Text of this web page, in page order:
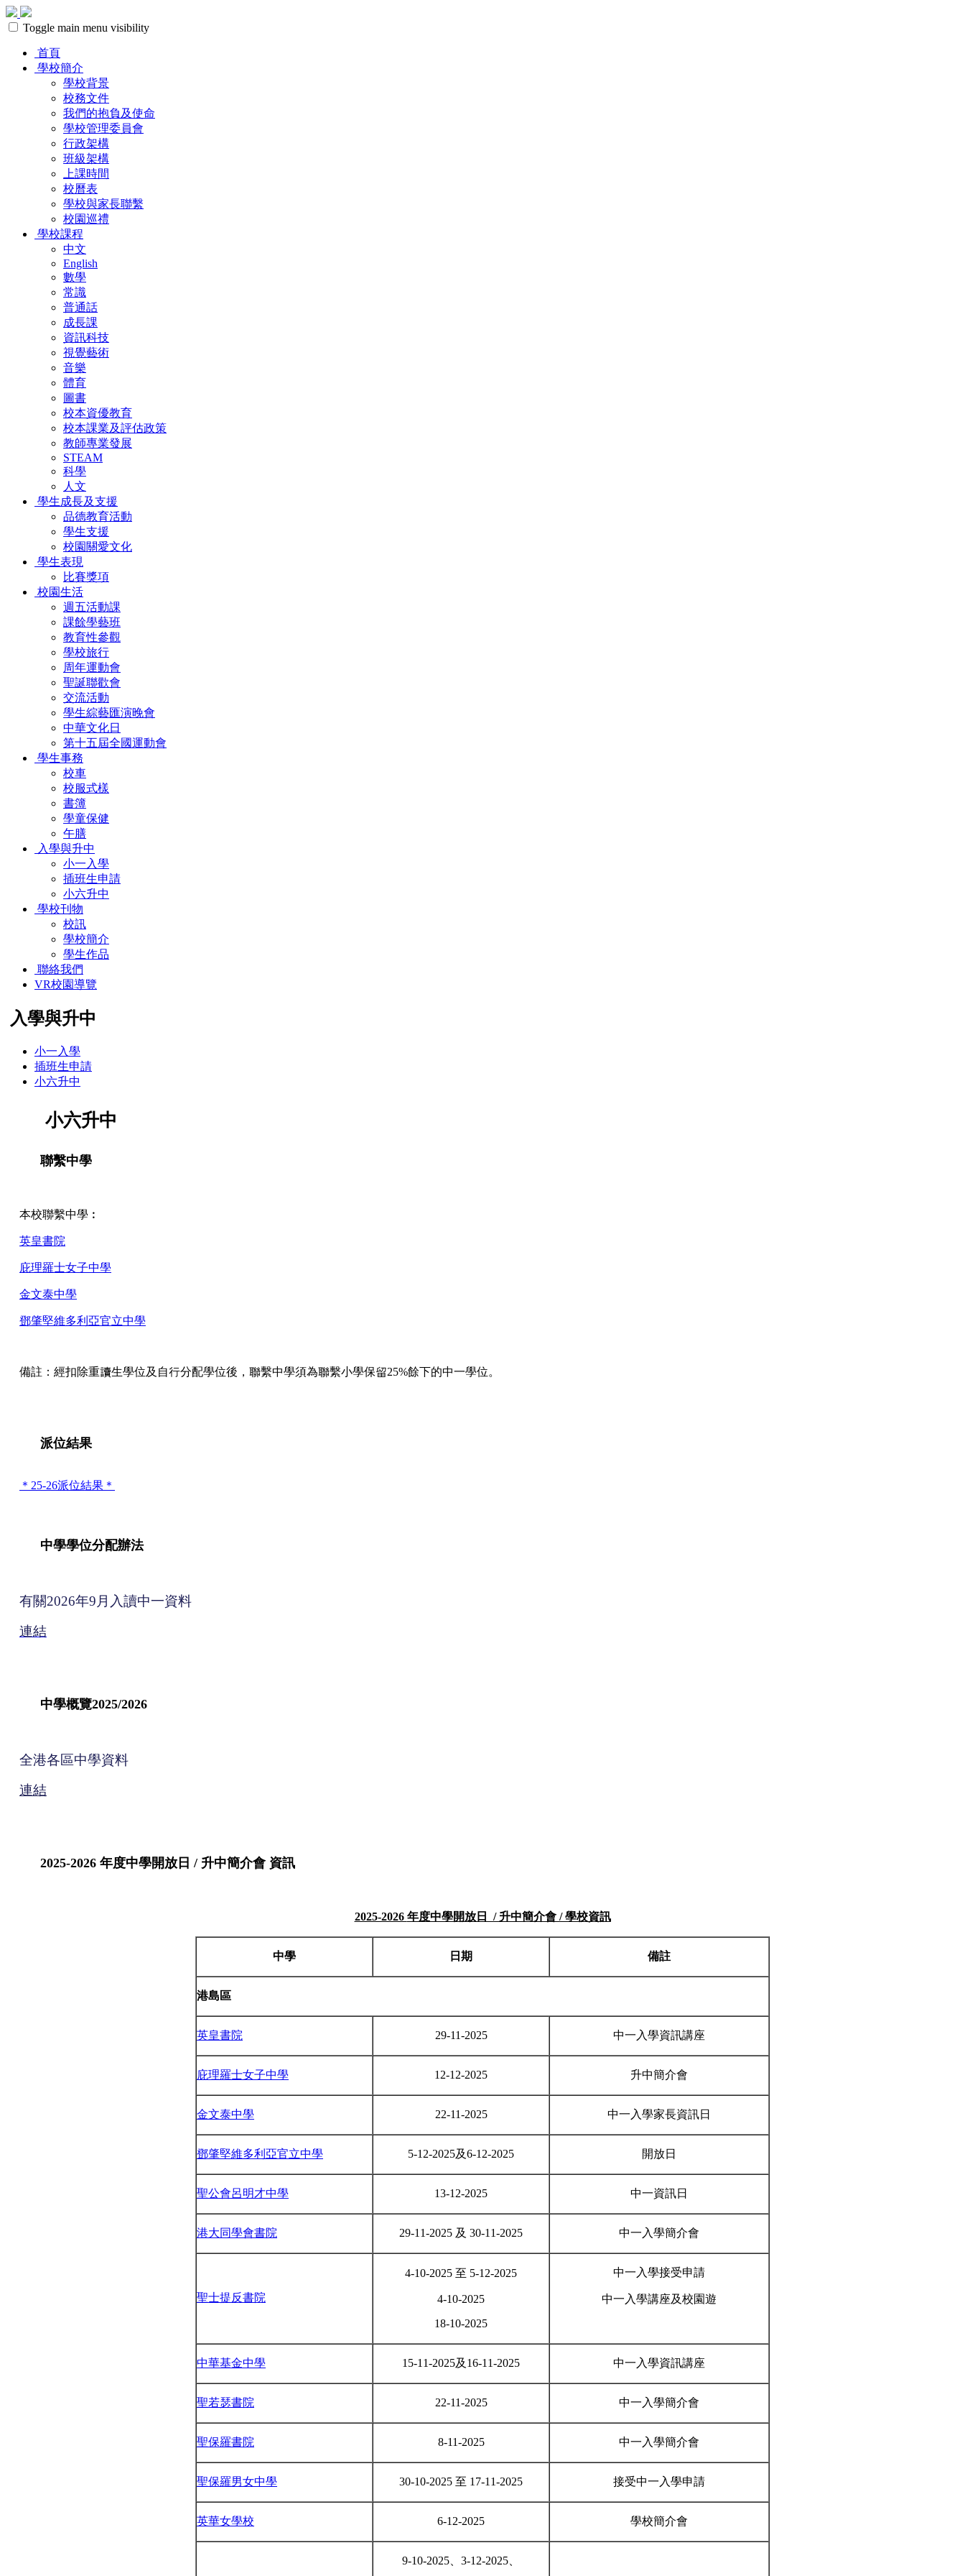
Toggle main menu visibility
首頁
學校簡介
學校背景
校務文件
我們的抱負及使命
學校管理委員會
行政架構
班級架構
上課時間
校曆表
學校與家長聯繫
校園巡禮
學校課程
中文
English
數學
常識
普通話
成長課
資訊科技
視覺藝術
音樂
體育
圖書
校本資優教育
校本課業及評估政策
教師專業發展
STEAM
科學
人文
學生成長及支援
品德教育活動
學生支援
校園關愛文化
學生表現
比賽獎項
校園生活
週五活動課
課餘學藝班
教育性參觀
學校旅行
周年運動會
聖誕聯歡會
交流活動
學生綜藝匯演晚會
中華文化日
第十五屆全國運動會
學生事務
校車
校服式樣
書簿
學童保健
午膳
入學與升中
小一入學
插班生申請
小六升中
學校刊物
校訊
學校簡介
學生作品
聯絡我們
VR校園導覽
入學與升中
小一入學
插班生申請
小六升中
小六升中
聯繫中學
本校聯繫中學︰
英皇書院
庇理羅士女子中學
金文泰中學
鄧肇堅維多利亞官立中學
備註：經扣除重讀生學位及自行分配學位後，聯繫中學須為聯繫小學保留25%餘下的中一學位。
派位結果
＊25-26派位結果＊
中學學位分配辦法
有關2026年9月入讀中一資料
連結
中學概覽2025/2026
全港各區中學資料
連結
2025-2026 年度中學開放日 / 升中簡介會 資訊
2025-2026 年度中學開放日 / 升中簡介會 / 學校資訊
中學 日期 備註
港島區
英皇書院 29-11-2025 中一入學資訊講座
庇理羅士女子中學 12-12-2025 升中簡介會
金文泰中學 22-11-2025 中一入學家長資訊日
鄧肇堅維多利亞官立中學 5-12-2025及6-12-2025 開放日
聖公會呂明才中學 13-12-2025 中一資訊日
港大同學會書院 29-11-2025 及 30-11-2025 中一入學簡介會
聖士提反書院
4-10-2025 至 5-12-2025
4-10-2025
18-10-2025
中一入學接受申請
中一入學講座及校園遊
中華基金中學 15-11-2025及16-11-2025 中一入學資訊講座
聖若瑟書院 22-11-2025 中一入學簡介會
聖保羅書院 8-11-2025 中一入學簡介會
聖保羅男女中學 30-10-2025 至 17-11-2025 接受中一入學申請
英華女學校 6-12-2025 學校簡介會
9-10-2025、3-12-2025、